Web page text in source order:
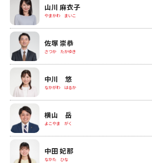
山川 麻衣子
やまかわ まいこ
佐塚 崇恭
さつか たかゆき
中川 悠
なかがわ はるか
横山 岳
よこやま がく
中田 妃那
なかた ひな